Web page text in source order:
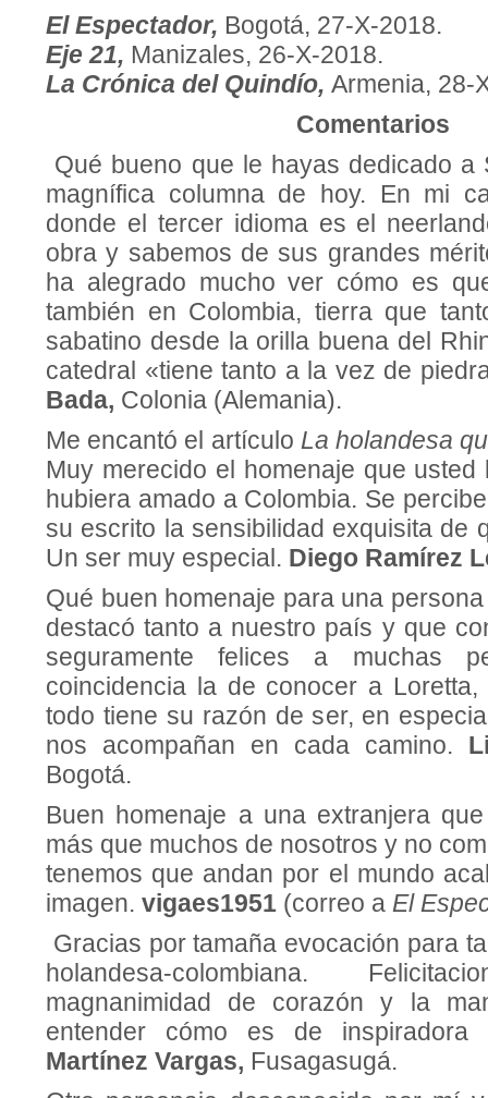
El Espectador, Bogotá, 27-X-2018.
Eje 21, Manizales, 26-X-2018.
La Crónica del Quindío, Armenia, 28-
Comentarios
Qué bueno que le hayas dedicado a
magnífica columna de hoy. En mi
donde el tercer idioma es el
obra y sabemos de sus grandes
ha alegrado mucho ver cómo es
también en Colombia, tierra que
sabatino desde la orilla buena del
catedral «tiene tanto a la vez de
Bada, Colonia (Alemania).
Me encantó el artículo La holandesa
Muy merecido el homenaje que
hubiera amado a Colombia. Se
su escrito la sensibilidad exquisita de
Un ser muy especial. Diego Ramírez
Qué buen homenaje para una
destacó tanto a nuestro país y que
seguramente felices a muchas
coincidencia la de conocer a
todo tiene su razón de ser, en
nos acompañan en cada camino.
Bogotá.
Buen homenaje a una extranjera
más que muchos de nosotros y no
tenemos que andan por el mundo
imagen. vigaes1951 (correo a El
Gracias por tamaña evocación para
holandesa-colombiana.
magnanimidad de corazón y la
entender cómo es de inspiradora
Martínez Vargas, Fusagasugá.